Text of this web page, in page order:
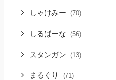
しゃけみー (70)
しるばーな (56)
スタンガン (13)
まるぐり (71)